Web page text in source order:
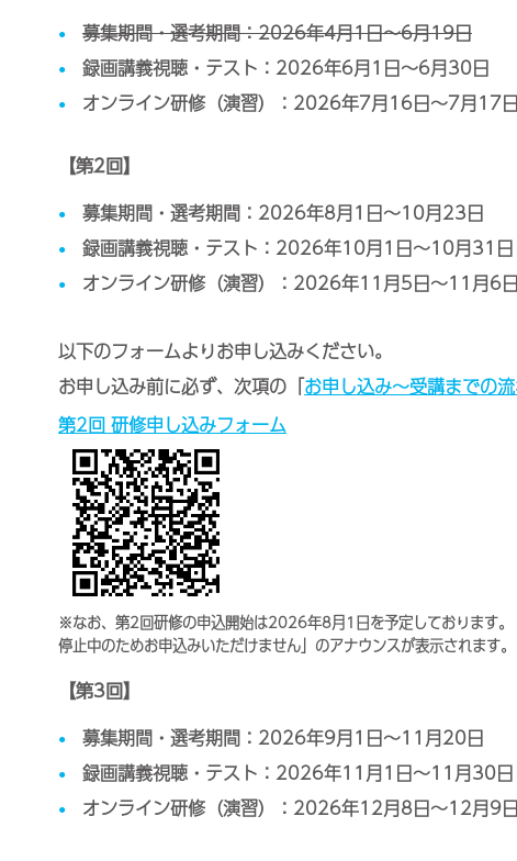
募集期間・選考期間：2026年4月1日～6月19日
録画講義視聴・テスト：2026年6月1日～6月30日
オンライン研修（演習）：2026年7月16日～7月17日
【第2回】
募集期間・選考期間：2026年8月1日～10月23日
録画講義視聴・テスト：2026年10月1日～10月31日
オンライン研修（演習）：2026年11月5日～11月6日
以下のフォームよりお申し込みください。
お申し込み前に必ず、次項の「お申し込み～受講までの
第2回 研修申し込みフォーム
※なお、第2回研修の申込開始は2026年8月1日を予定しております。
停止中のためお申込みいただけません」のアナウンスが表示されます。
【第3回】
募集期間・選考期間：2026年9月1日～11月20日
録画講義視聴・テスト：2026年11月1日～11月30日
オンライン研修（演習）：2026年12月8日～12月9日